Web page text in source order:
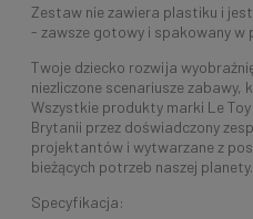
Zestaw nie zawiera plastiku i
- zawsze gotowy i spakowany w
Twoje dziecko rozwija
niezliczone scenariusze
Wszystkie produkty marki Le
Brytanii przez doświadczony
projektantów i wytwarzane z
bieżących potrzeb naszej planety.
Specyfikacja: